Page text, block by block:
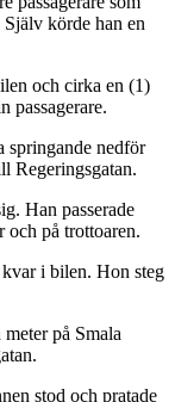
körde han en
och cirka en (1)
passagerare.
springande nedför
Regeringsgatan.
Han passerade
och på trottoaren.
kvar i bilen. Hon steg
på Smala
stod och pratade